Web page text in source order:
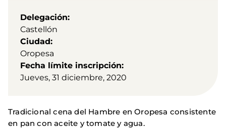
Delegación
Castellón
Ciudad
Oropesa
Fecha límite inscripción
Jueves, 31 diciembre, 2020
Tradicional cena del Hambre en Oropesa consistente
en pan con aceite y tomate y agua.